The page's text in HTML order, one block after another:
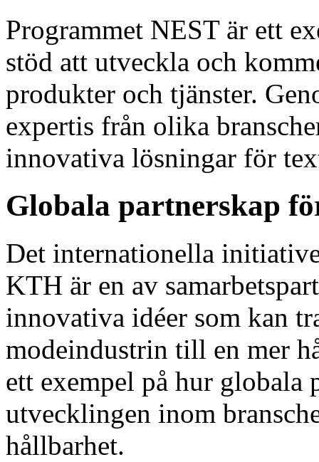
Programmet NEST är ett
stöd att utveckla och
produkter och tjänster.
expertis från olika
innovativa lösningar för
Globala partnerskap
Det internationella
KTH är en av
innovativa idéer som kan
modeindustrin till en mer
ett exempel på hur globala
utvecklingen inom
hållbarhet.